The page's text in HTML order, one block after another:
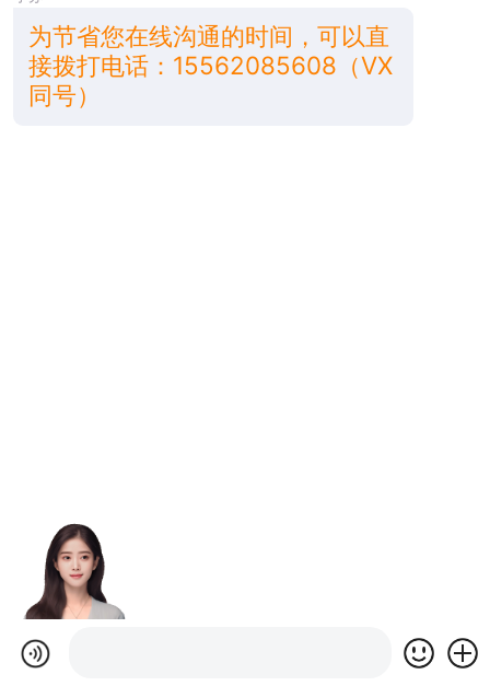
为节省您在线沟通的时间，可以直
接拨打电话：15562085608（VX
同号）